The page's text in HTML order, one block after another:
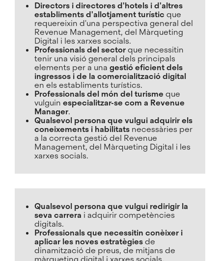
Directors i directores d'hotels i d'altres
establiments d'allotjament turístic que
requereixin d'una perspectiva general del
Revenue Management, del Màrqueting
Digital i les xarxes socials.
Professionals del sectorque necessitin
tenir una visió general dels principals
elements per a una gestió eficient dels
ingressos i de la comercialització digital
en els establiments turístics.
Professionals del món del turisme que
vulguin especialitzar-se com a Revenue
Manager.
Qualsevol persona que vulgui adquirir els
coneixements i habilitats necessàries per
a la correcta gestió del Revenue
Management, del Màrqueting Digital i les
xarxes socials.
Qualsevol persona que vulgui redirigir la
seva carrera i adquirir competències
digitals.
Professionals que necessitin conèixer i
aplicar les noves estratègiesde
dinamització de preus, de mitjans de